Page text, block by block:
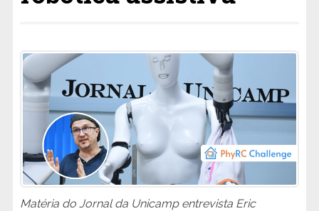
Matéria do Jornal da Unicamp entrevista Eric